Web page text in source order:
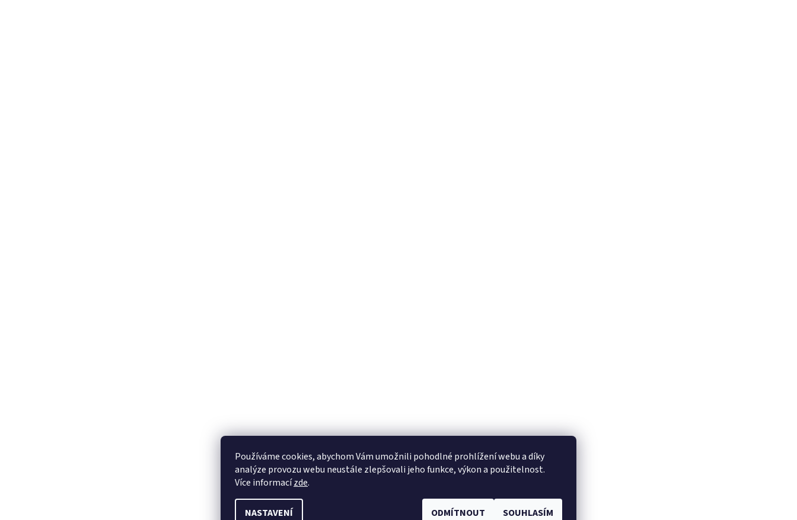
Používáme cookies, abychom Vám umožnili pohodlné prohlížení webu a díky
analýze provozu webu neustále zlepšovali jeho funkce, výkon a použitelnost.
Více informacízde.
NASTAVENÍ ODMÍTNOUT SOUHLASÍM